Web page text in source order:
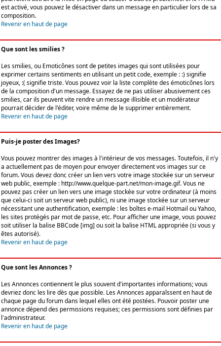
est activé, vous pouvez le désactiver dans un message en particulier lors de sa
composition.
Revenir en haut de page
Que sont les smilies ?
Les smilies, ou Emoticônes sont de petites images qui sont utilisées pour
exprimer certains sentiments en utilisant un petit code, exemple : :) signifie
joyeux, :( signifie triste. Vous pouvez voir la liste complète des émoticônes lors
de la composition d'un message. Essayez de ne pas utiliser abusivement ces
smilies, car ils peuvent vite rendre un message illisible et un modérateur
pourrait décider de l'éditer, voire même de le supprimer entièrement.
Revenir en haut de page
Puis-je poster des Images?
Vous pouvez montrer des images à l'intérieur de vos messages. Toutefois, il n'y
a actuellement pas de moyen pour envoyer directement vos images sur ce
forum. Vous devez donc créer un lien vers votre image stockée sur un serveur
web public, exemple : http://www.quelque-part.net/mon-image.gif. Vous ne
pouvez pas créer un lien vers une image stockée sur votre ordinateur (à moins
que celui-ci soit un serveur web public), ni une image stockée sur un serveur
nécessitant une authentification, exemple : les boîtes e-mail Hotmail ou Yahoo,
les sites protégés par mot de passe, etc. Pour afficher une image, vous pouvez
soit utiliser la balise BBCode [img] ou soit la balise HTML appropriée (si vous y
êtes autorisé).
Revenir en haut de page
Que sont les Annonces ?
Les Annonces contiennent le plus souvent d'importantes informations; vous
devriez donc les lire dès que possible. Les Annonces apparaîssent en haut de
chaque page du forum dans lequel elles ont été postées. Pouvoir poster une
annonce dépend des permissions requises; ces permissions sont définies par
l'administrateur.
Revenir en haut de page